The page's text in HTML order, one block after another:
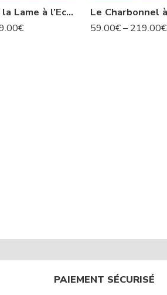
Le Pont de la Lame à l’Ecot – Savoie N°67
€ 59.00€– 219.00€
PAIEMENT SÉCURISÉ